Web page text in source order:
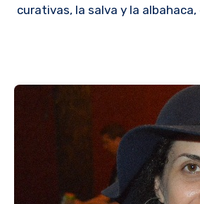
curativas, la salva y la